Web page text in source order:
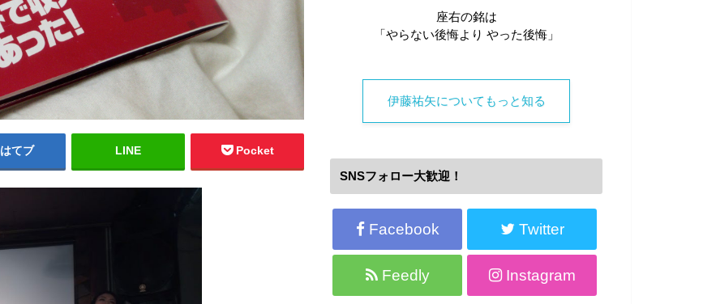
はてブ LINE Pocket
座右の銘は
「やらない後悔より やった後悔」
伊藤祐矢についてもっと知る
SNSフォロー大歓迎！
Facebook Twitter
Feedly Instagram